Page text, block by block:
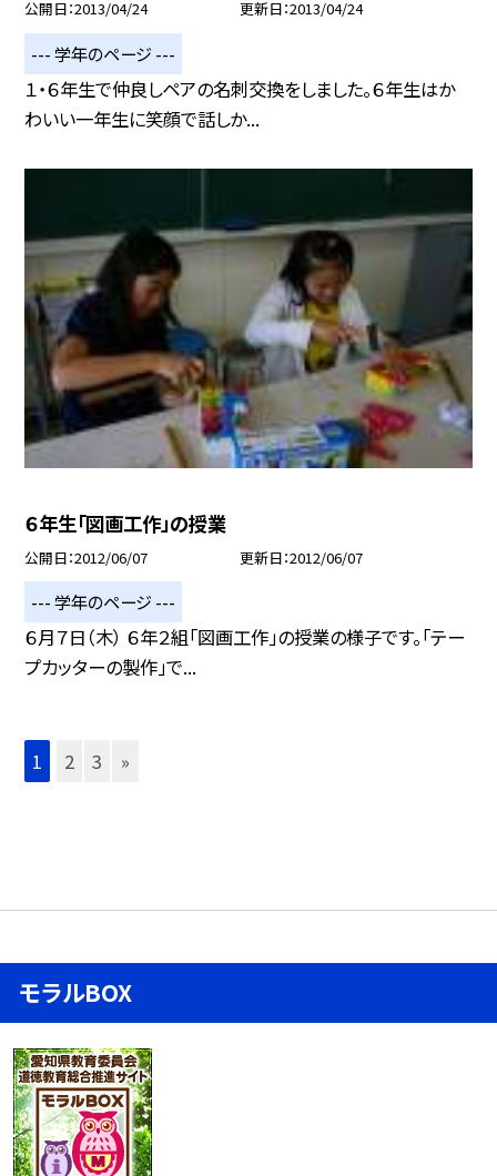
公開日 2013/04/24 更新日 2013/04/24
--- 学年のページ ---
１・６年生で仲良しペアの名刺交換をしました。６年生はか
わいい一年生に笑顔で話しか...
６年生「図画工作」の授業
公開日 2012/06/07 更新日 2012/06/07
--- 学年のページ ---
６月７日（木） ６年２組「図画工作」の授業の様子です。「テー
プカッターの製作」で...
1 2 3 »
モラルBOX